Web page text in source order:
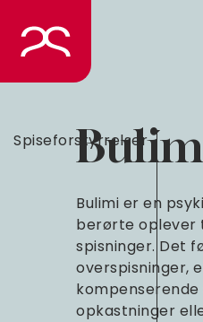
indhold
Bulimi er en
berørte oplever
spisninger. Det
overspisninger,
opkastninger
Spiseforstyrrelser